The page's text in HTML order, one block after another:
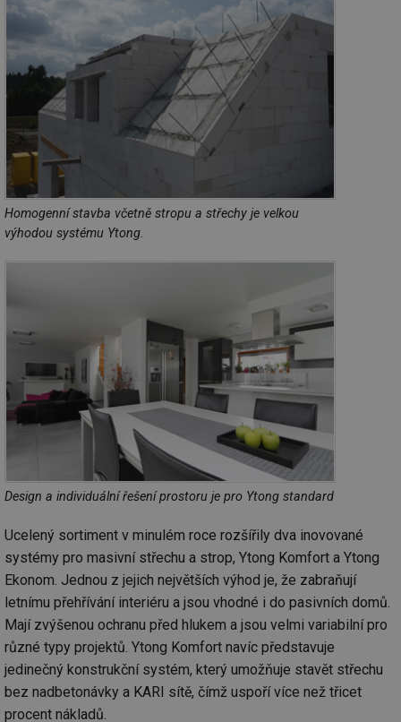
Homogenní stavba včetně stropu a střechy je velkou
výhodou systému Ytong.
Design a individuální řešení prostoru je pro Ytong standard
Ucelený sortiment v minulém roce rozšířily dva inovované
systémy pro masivní střechu a strop, Ytong Komfort a Ytong
Ekonom. Jednou z jejich největších výhod je, že zabraňují
letnímu přehřívání interiéru a jsou vhodné i do pasivních domů.
Mají zvýšenou ochranu před hlukem a jsou velmi variabilní pro
různé typy projektů. Ytong Komfort navíc představuje
jedinečný konstrukční systém, který umožňuje stavět střechu
bez nadbetonávky a KARI sítě, čímž uspoří více než třicet
procent nákladů.